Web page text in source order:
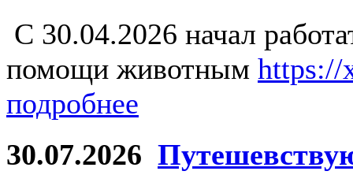
С 30.04.2026 начал
помощи животным https://
подробнее
30.07.2026